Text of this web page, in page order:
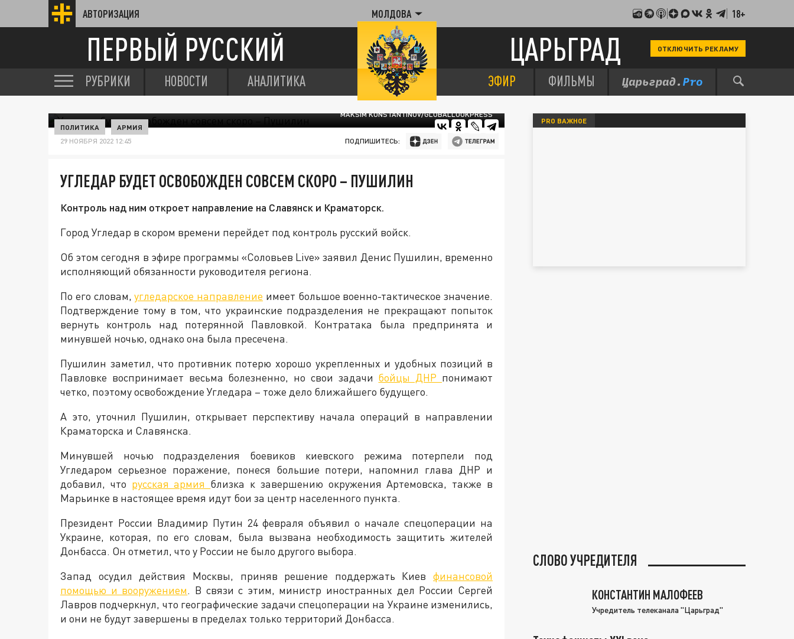
АВТОРИЗАЦИЯ МОЛДОВА 18+
ПЕРВЫЙ РУССКИЙ ЦАРЬГРАД ОТКЛЮЧИТЬ РЕКЛАМУ
РУБРИКИ НОВОСТИ АНАЛИТИКА ЭФИР ФИЛЬМЫ
MAKSIM KONSTANTINOV/GLOBALLOOKPRESS
ПОЛИТИКА АРМИЯ
29 НОЯБРЯ 2022 12:45 ПОДПИШИТЕСЬ:
УГЛЕДАР БУДЕТ ОСВОБОЖДЕН СОВСЕМ СКОРО – ПУШИЛИН
Контроль над ним откроет направление на Славянск и Краматорск.
Город Угледар в скором времени перейдет под контроль русский войск.
Об этом сегодня в эфире программы «Соловьев Live» заявил Денис Пушилин, временно
исполняющий обязанности руководителя региона.
По его словам,угледарское направление имеет большое военно-тактическое значение.
Подтверждение тому в том, что украинские подразделения не прекращают попыток
вернуть контроль над потерянной Павловкой. Контратака была предпринята и
минувшей ночью, однако она была пресечена.
Пушилин заметил, что противник потерю хорошо укрепленных и удобных позиций в
Павловке воспринимает весьма болезненно, но свои задачи бойцы ДНР понимают
четко, поэтому освобождение Угледара – тоже дело ближайшего будущего.
А это, уточнил Пушилин, открывает перспективу начала операций в направлении
Краматорска и Славянска.
Минувшей ночью подразделения боевиков киевского режима потерпели под
Угледаром серьезное поражение, понеся большие потери, напомнил глава ДНР и
добавил, что русская армия близка к завершению окружения Артемовска, также в
Марьинке в настоящее время идут бои за центр населенного пункта.
Президент России Владимир Путин 24 февраля объявил о начале спецоперации на
Украине, которая, по его словам, была вызвана необходимость защитить жителей
Донбасса. Он отметил, что у России не было другого выбора.
Запад осудил действия Москвы, приняв решение поддержать Киев финансовой
помощью и вооружением. В связи с этим, министр иностранных дел России Сергей
Лавров подчеркнул, что географические задачи спецоперации на Украине изменились,
и они не будут завершены в пределах только территорий Донбасса.
PRO ВАЖНОЕ
СЛОВО УЧРЕДИТЕЛЯ
КОНСТАНТИН МАЛОФЕЕВ
Учредитель телеканала "Царьград"